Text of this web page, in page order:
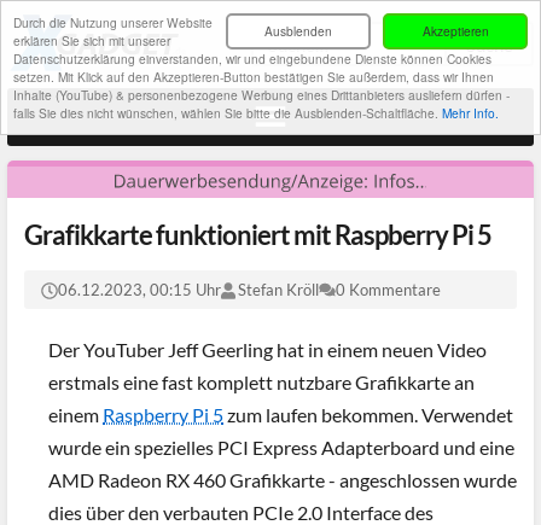
Akzeptieren
Ausblenden
Durch die Nutzung unserer Website
erklären Sie sich mit unserer
Datenschutzerklärung einverstanden, wir und eingebundene Dienste können Cookies
setzen. Mit Klick auf den Akzeptieren-Button bestätigen Sie außerdem, dass wir Ihnen
Inhalte (YouTube) & personenbezogene Werbung eines Drittanbieters ausliefern dürfen -
falls Sie dies nicht wünschen, wählen Sie bitte die Ausblenden-Schaltfläche. Mehr Info.
Grafikkarte funktioniert mit Raspberry Pi 5
06.12.2023, 00:15 Uhr Stefan Kröll 0 Kommentare
Der YouTuber Jeff Geerling hat in einem neuen Video
erstmals eine fast komplett nutzbare Grafikkarte an
einem Raspberry Pi 5zum laufen bekommen. Verwendet
wurde ein spezielles PCI Express Adapterboard und eine
AMD Radeon RX 460 Grafikkarte - angeschlossen wurde
dies über den verbauten PCIe 2.0 Interface des